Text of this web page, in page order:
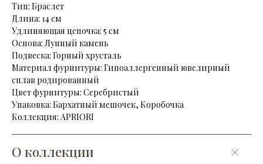
Тип: Браслет
Длина: 14 см
Удлиняющая цепочка: 5 см
Основа: Лунный камень
Подвеска: Горный хрусталь
Материал фурнитуры: Гипоаллергенный ювелирный
сплав родированный
Цвет фурнитуры: Серебристый
Упаковка: Бархатный мешочек, Коробочка
Коллекция: APRIORI
О коллекции